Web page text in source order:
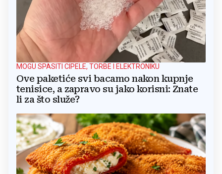
MOGU SPASITI CIPELE, TORBE I ELEKTRONIKU
Ove paketiće svi bacamo nakon kupnje
tenisice, a zapravo su jako korisni: Znate
li za što služe?